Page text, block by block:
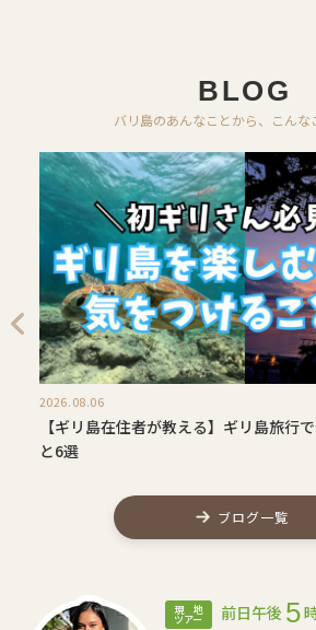
BLOG
バリ島のあんなことから、こんな
2026.08.06
【ギリ島在住者が教える】ギリ島旅行
と6選
ブログ一覧
現 地
ツアー 前日午後 5